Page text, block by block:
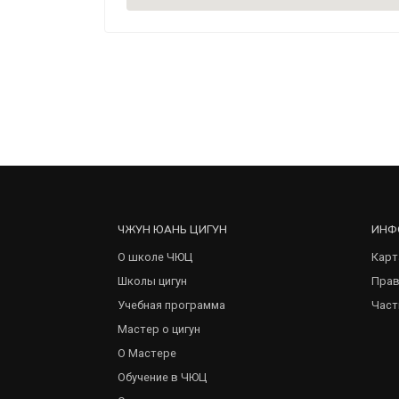
ЧЖУН ЮАНЬ ЦИГУН
О школе ЧЮЦ
Школы цигун
Учебная программа
Мастер о цигун
О Мастере
Обучение в ЧЮЦ